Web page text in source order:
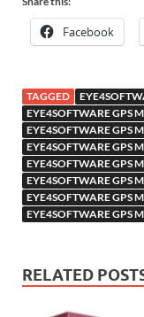
Facebook
TAGGED
EYE4SOFTWARE GPS
EYE4SOFTWARE GPS
EYE4SOFTWARE GPS
EYE4SOFTWARE GPS
EYE4SOFTWARE GPS
EYE4SOFTWARE GPS
EYE4SOFTWARE GPS
RELATED